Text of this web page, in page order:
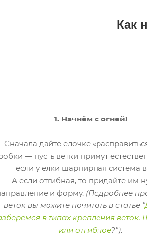
Как
1. Начнём с огней!
Сначала дайте ёлочке
— пусть ветки примут
если у елки шарнирная система
А если отгибная, то придайте им
и форму. (Подробнее
веток вы можите почитать в статье "
в типах крепления веток.
или отгибное?").